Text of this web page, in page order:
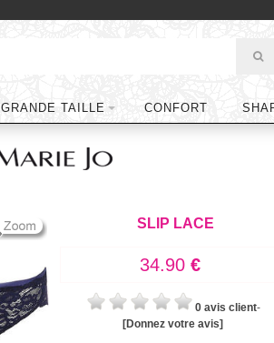
GRANDE TAILLE CONFORT
SLIP LACE
34.90 €
0 avis client-
[Donnez votre avis]